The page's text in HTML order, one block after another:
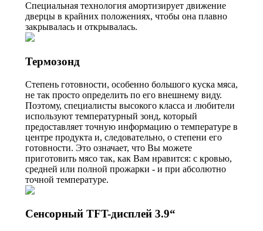
Специальная технология амортизирует движение
дверцы в крайних положениях, чтобы она плавно
закрывалась и открывалась.
Термозонд
Степень готовности, особенно большого куска мяса,
не так просто определить по его внешнему виду.
Поэтому, специалисты высокого класса и любители
используют температурный зонд, который
предоставляет точную информацию о температуре в
центре продукта и, следовательно, о степени его
готовности. Это означает, что Вы можете
приготовить мясо так, как Вам нравится: с кровью,
средней или полной прожарки - и при абсолютно
точной температуре.
Сенсорный TFT-дисплей 3.9“